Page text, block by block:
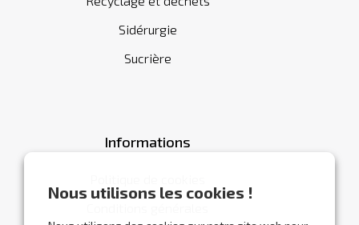
Nous utilisons les cookies !
Sidérurgie
Sucrière
Informations